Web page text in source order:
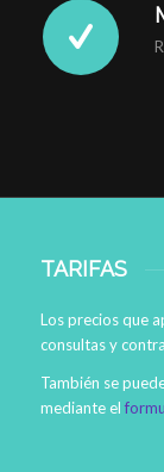
TARIFAS
Los precios que
consultas y
También se
mediante el